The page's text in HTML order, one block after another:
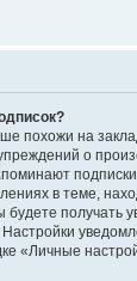
похожи на
о
в теме,
будете получать
«Личные